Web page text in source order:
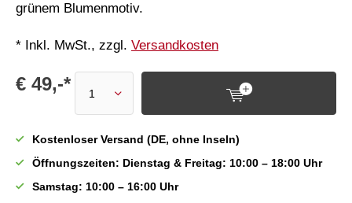
grünem Blumenmotiv.
* Inkl. MwSt., zzgl. Versandkosten
€ 49,-*
Kostenloser Versand (DE, ohne Inseln)
Öffnungszeiten: Dienstag & Freitag: 10:00 – 18:00 Uhr
Samstag: 10:00 – 16:00 Uhr